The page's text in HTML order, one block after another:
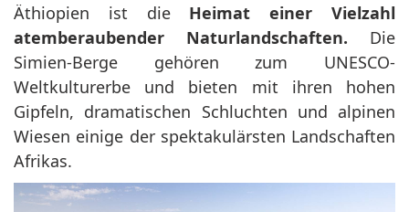
Äthiopien ist die Heimat einer Vielzahl
atemberaubender Naturlandschaften. Die
Simien-Berge gehören zum UNESCO-
Weltkulturerbe und bieten mit ihren hohen
Gipfeln, dramatischen Schluchten und alpinen
Wiesen einige der spektakulärsten Landschaften
Afrikas.